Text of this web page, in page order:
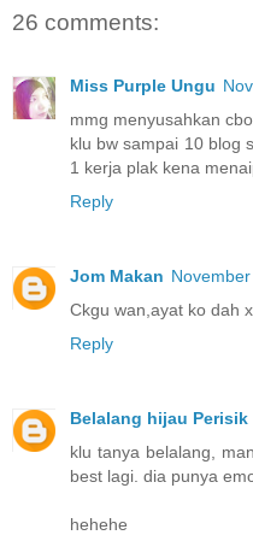
26 comments:
Miss Purple Ungu
mmg menyusahkan
klu bw sampai 10 blog
1 kerja plak kena
Reply
Jom Makan
Ckgu wan,ayat ko dah
Reply
Belalang hijau Perisik
klu tanya belalang,
best lagi. dia punya
hehehe